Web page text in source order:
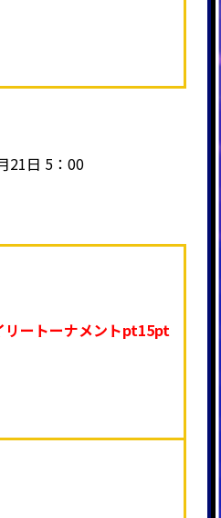
21日 5：00
リートーナメントpt15pt